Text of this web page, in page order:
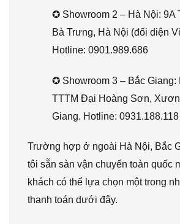
✪ Showroom 2 – Hà Nội: 9A
Bà Trưng, Hà Nội (đối diện
Hotline: 0901.989.686
✪ Showroom 3 – Bắc Giang:
TTTM Đại Hoàng Sơn,
Giang. Hotline: 0931.188.118
Trường hợp ở ngoài Hà Nội, Bắc
tôi sẵn sàn vận chuyển toàn quốc
khách có thể lựa chọn một trong
thanh toán dưới đây.